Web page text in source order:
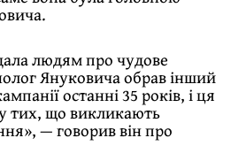
людям про чудове
Януковича обрав інший
останні 35 років, і ця
тих, що викликають
— говорив він про